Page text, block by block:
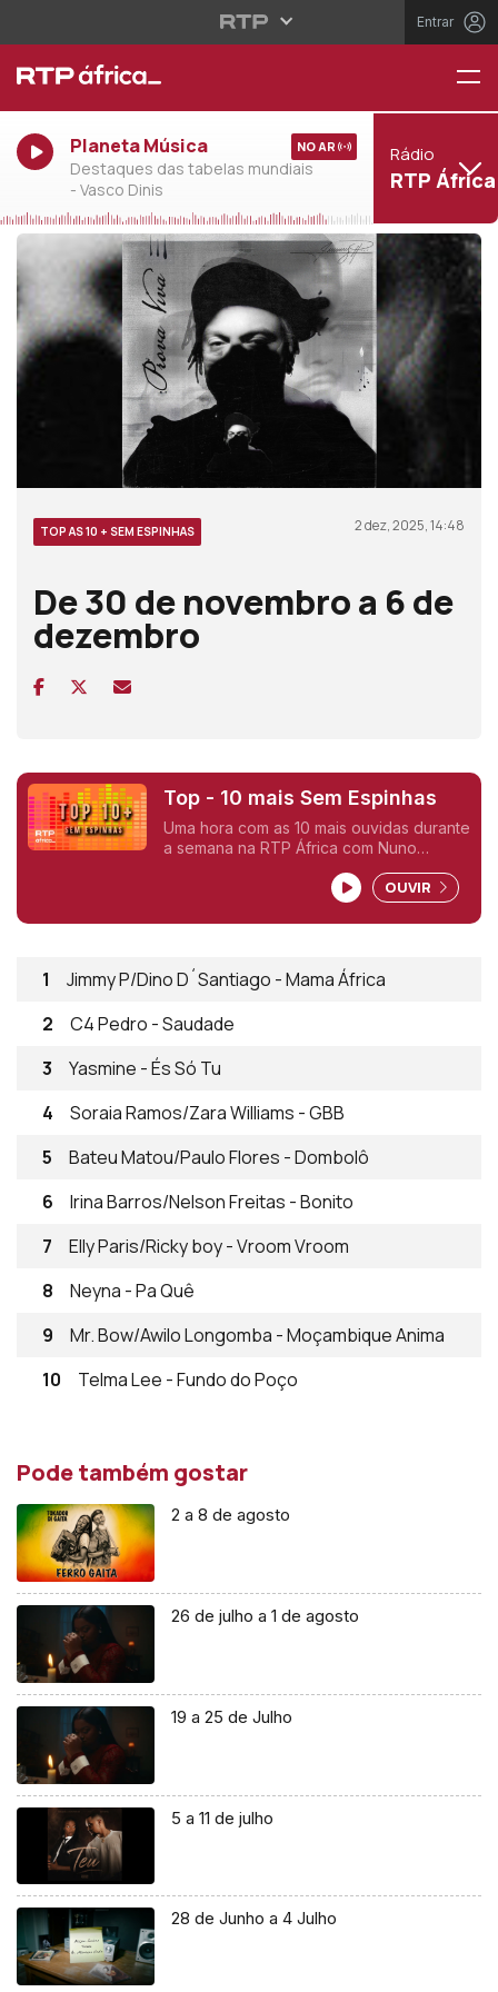
Entrar
Planeta Música
Destaques das tabelas mundiais
- Vasco Dinis
NO AR Rádio
RTP África
TOP AS 10 + SEM ESPINHAS 2 dez, 2025, 14:48
De 30 de novembro a 6 de
dezembro
Top - 10 mais Sem Espinhas
Uma hora com as 10 mais ouvidas durante
a semana na RTP África com Nuno
OUVIR
1
Jimmy P/Dino D´Santiago - Mama África
2
C4 Pedro - Saudade
3
Yasmine - És Só Tu
4
Soraia Ramos/Zara Williams - GBB
5
Bateu Matou/Paulo Flores - Dombolô
6
Irina Barros/Nelson Freitas - Bonito
7
Elly Paris/Ricky boy - Vroom Vroom
8
Neyna - Pa Quê
9
Mr. Bow/Awilo Longomba - Moçambique Anima
10
Telma Lee - Fundo do Poço
Pode também gostar
2 a 8 de agosto
26 de julho a 1 de agosto
19 a 25 de Julho
5 a 11 de julho
28 de Junho a 4 Julho